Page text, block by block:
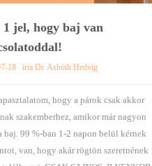
1 jel, hogy baj van
18 írta Dr. Asbóth Hedvig
hogy a párok csak akkor
szakemberhez, amikor már nagyon
baj. 99 %-ban 1-2 napon belül kérnek
van, hogy akár rögtön szeretnének